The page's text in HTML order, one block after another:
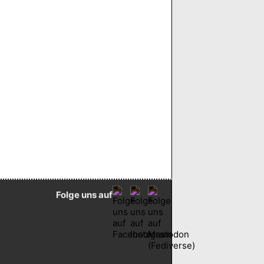
Folge uns auf